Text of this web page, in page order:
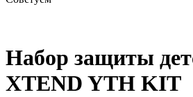
Набор защиты
XTEND YTH KIT